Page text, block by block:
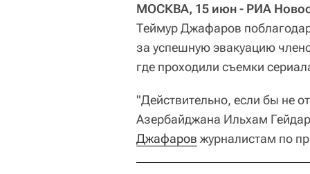
МОСКВА, 15 июн - РИА
Теймур Джафаров
за успешную эвакуацию
где проходили съемки
"Действительно, если бы не
Азербайджана Ильхам
Джафаров журналистам по